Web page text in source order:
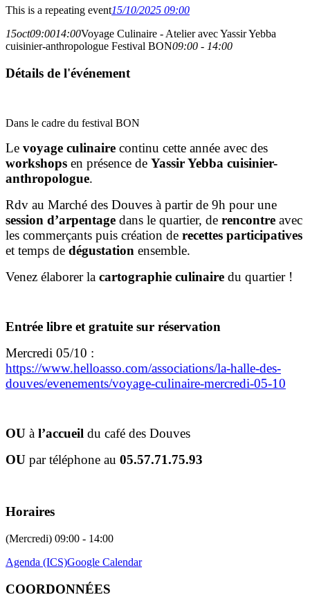
This is a repeating event15/10/2025 09:00
15oct09:0014:00Voyage Culinaire - Atelier avec Yassir Yebba
cuisinier-anthropologue Festival BON09:00 - 14:00
Détails de l'événement
Dans le cadre du festival BON
Le voyage culinaire continu cette année avec des
workshops en présence de Yassir Yebba cuisinier-
anthropologue.
Rdv au Marché des Douves à partir de 9h pour une
session d’arpentage dans le quartier, de rencontre avec
les commerçants puis création de recettes participatives
et temps de dégustation ensemble.
Venez élaborer la cartographie culinaire du quartier !
Entrée libre et gratuite sur réservation
Mercredi 05/10 :
https://www.helloasso.com/associations/la-halle-des-
douves/evenements/voyage-culinaire-mercredi-05-10
OU à l’accueil du café des Douves
OU par téléphone au 05.57.71.75.93
Horaires
(Mercredi) 09:00 - 14:00
Agenda (ICS)Google Calendar
COORDONNÉES